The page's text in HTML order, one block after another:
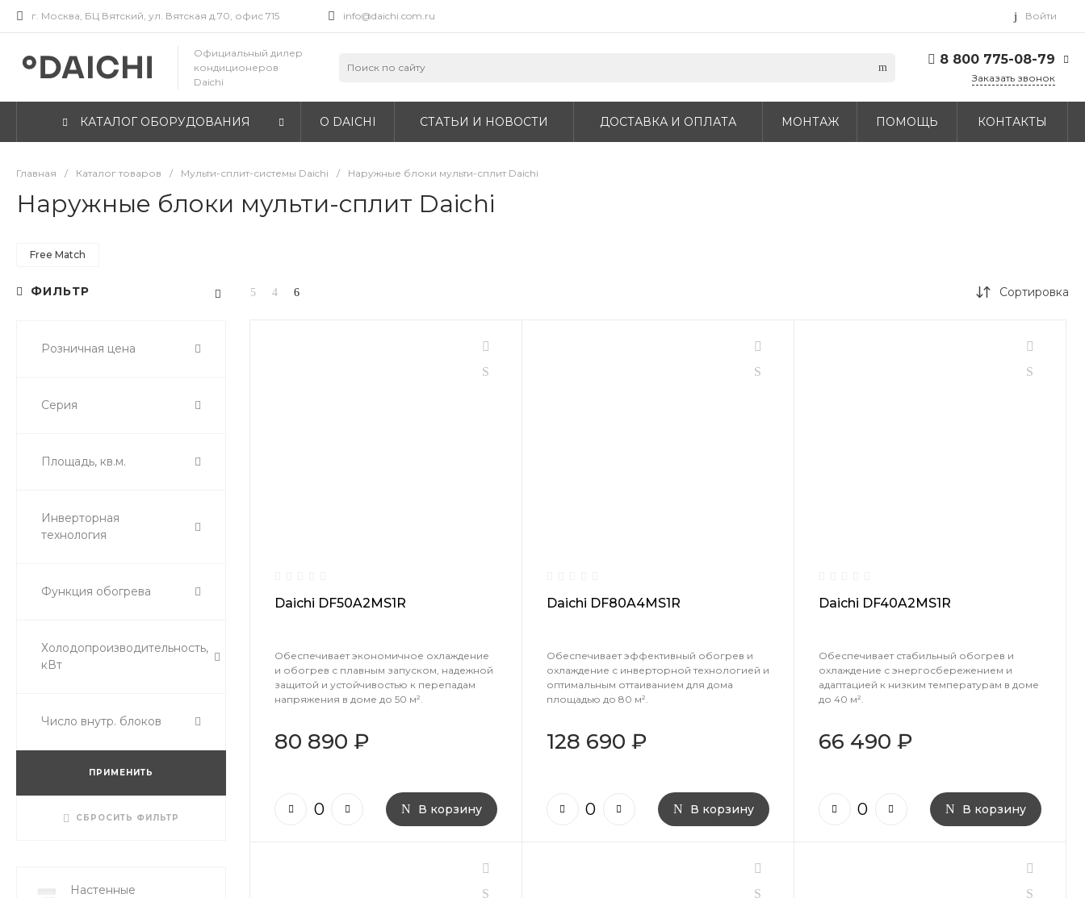
г. Москва, БЦ Вятский, ул. Вятская д.70, офис 715 info@daichi.com.ru Войти
Официальный дилер
кондиционеров
Daichi
8 800 775-08-79
г. Москва, БЦ Вятский,
Заказать звонок
КАТАЛОГ ОБОРУДОВАНИЯ О DAICHI СТАТЬИ И НОВОСТИ ДОСТАВКА И ОПЛАТА МОНТАЖ ПОМОЩЬ КОНТАКТЫ
Главная / Каталог товаров / Мульти-сплит-системы Daichi / Наружные блоки мульти-сплит Daichi
Наружные блоки мульти-сплит Daichi
Free Match
ФИЛЬТР
Розничная цена
Серия
Площадь, кв.м.
Инверторная
технология
Функция обогрева
Холодопроизводительность,
кВт
Число внутр. блоков
ПРИМЕНИТЬ
СБРОСИТЬ ФИЛЬТР
Настенные
Сортировка
Daichi DF50A2MS1R
Обеспечивает экономичное охлаждение
и обогрев с плавным запуском, надежной
защитой и устойчивостью к перепадам
напряжения в доме до 50 м².
80 890 ₽
В корзину
Daichi DF80A4MS1R
Обеспечивает эффективный обогрев и
охлаждение с инверторной технологией и
оптимальным оттаиванием для дома
площадью до 80 м².
128 690 ₽
В корзину
Daichi DF40A2MS1R
Обеспечивает стабильный обогрев и
охлаждение с энергосбережением и
адаптацией к низким температурам в доме
до 40 м².
66 490 ₽
В корзину